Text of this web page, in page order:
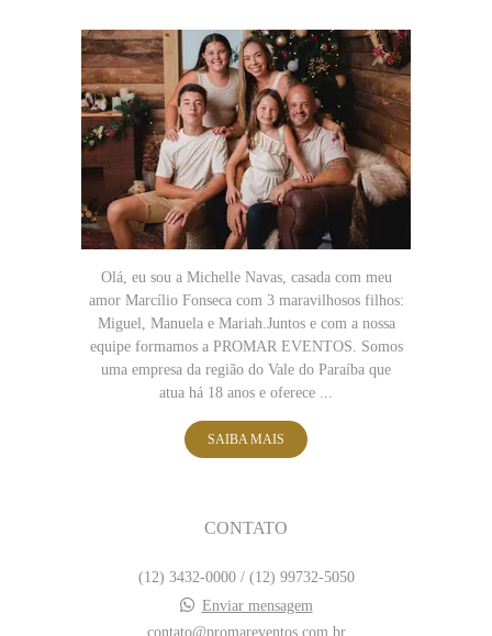
Olá, eu sou a Michelle Navas, casada com meu
amor Marcílio Fonseca com 3 maravilhosos filhos:
Miguel, Manuela e Mariah.Juntos e com a nossa
equipe formamos a PROMAR EVENTOS. Somos
uma empresa da região do Vale do Paraíba que
atua há 18 anos e oferece ...
SAIBA MAIS
CONTATO
(12) 3432-0000 / (12) 99732-5050
Enviar mensagem
contato@promareventos.com.br